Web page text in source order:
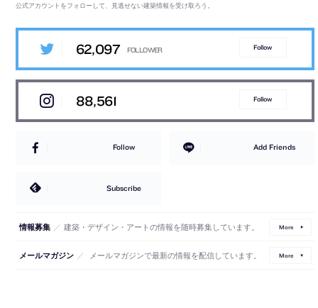
公式アカウントをフォローして、見逃せない建築情報を受け取ろう。
62,097 Follow
88,561 Follow
Follow Add Friends
Subscribe
情報募集 ／ 建築・デザイン・アートの情報を随時募集しています。 More
メールマガジン ／ メールマガジンで最新の情報を配信しています。 More